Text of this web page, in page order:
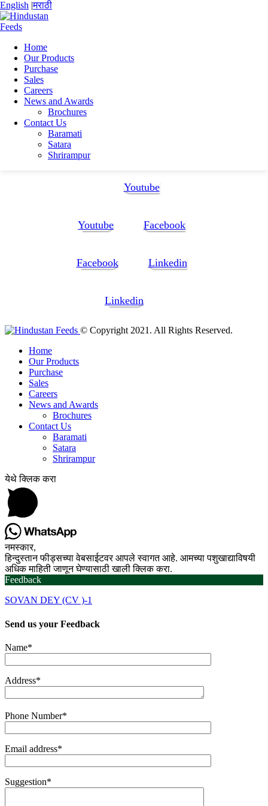
English |मराठी
Home
Our Products
Purchase
Sales
Careers
News and Awards
Brochures
Contact Us
Baramati
Satara
Shrirampur
Home
Sovan Dey
SOVAN DEY (CV )-1
SOVAN DEY (CV )-1
SOVAN DEY (CV )-1
Youtube
Youtube Facebook
Facebook Linkedin
Linkedin
© Copyright 2021. All Rights Reserved.
Home
Our Products
Purchase
Sales
Careers
News and Awards
Brochures
Contact Us
Baramati
Satara
Shrirampur
येथे क्लिक करा
नमस्कार,
हिन्दुस्तान फीड्सच्या वेबसाईटवर आपले स्वागत आहे. आमच्या पशुखाद्याविषयी
अधिक माहिती जाणून घेण्यासाठी खाली क्लिक करा.
Feedback
SOVAN DEY (CV )-1
Send us your Feedback
Name*
Address*
Phone Number*
Email address*
Suggestion*